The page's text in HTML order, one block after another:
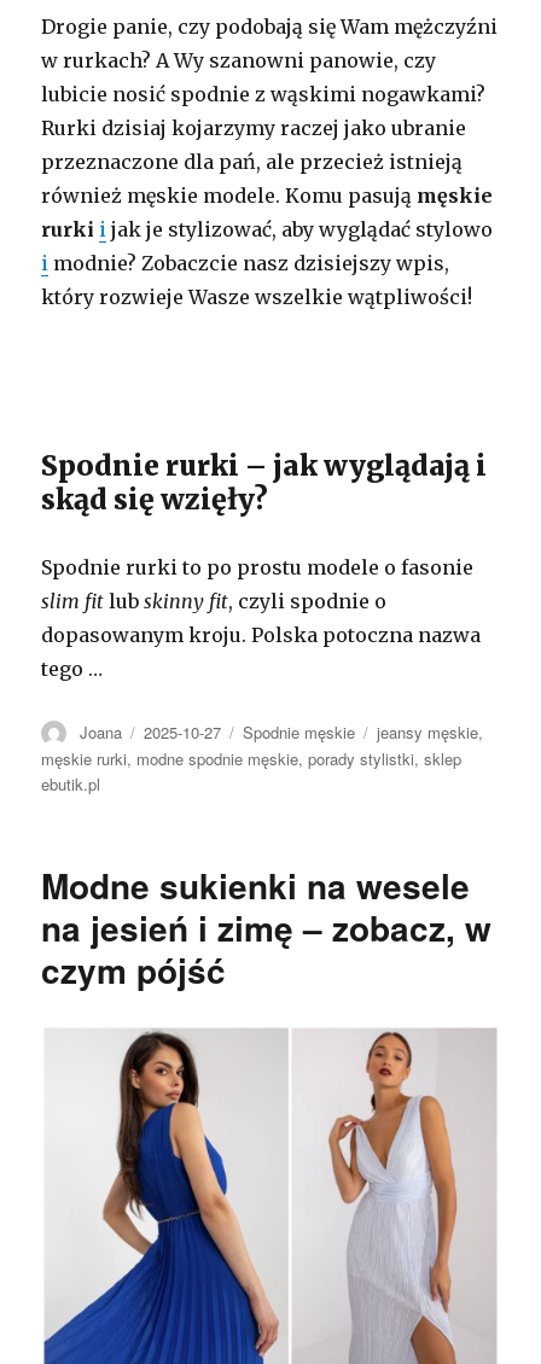
Drogie panie, czy podobają się Wam mężczyźni
w rurkach? A Wy szanowni panowie, czy
lubicie nosić spodnie z wąskimi nogawkami?
Rurki dzisiaj kojarzymy raczej jako ubranie
przeznaczone dla pań, ale przecież istnieją
również męskie modele. Komu pasują męskie
rurki i jak je stylizować, aby wyglądać stylowo
i modnie? Zobaczcie nasz dzisiejszy wpis,
który rozwieje Wasze wszelkie wątpliwości!
Spodnie rurki – jak wyglądają i
skąd się wzięły?
Spodnie rurki to po prostu modele o fasonie
slim fit lubskinny fit, czyli spodnie o
dopasowanym kroju. Polska potoczna nazwa
tego …
Autor
Joana Opublikowano
2025-10-27 Kategorie
Spodnie męskie Tagi
jeansy męskie,
męskie rurki, modne spodnie męskie,porady stylistki,sklep
ebutik.pl
Modne sukienki na wesele
na jesień i zimę – zobacz, w
czym pójść